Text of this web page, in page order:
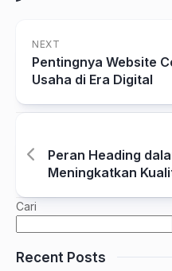
NEXT
Pentingnya Website
Usaha di Era Digital
Peran Heading
Meningkatkan
Cari
Recent Posts